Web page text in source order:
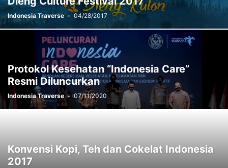
Indonesia Traverse - 04/28/2017
Protokol Kesehatan “Indonesia Care”
Resmi Diluncurkan
Indonesia Traverse - 07/11/2020
Konvensi Kopi, Teh dan Cokelat Indonesia
2017